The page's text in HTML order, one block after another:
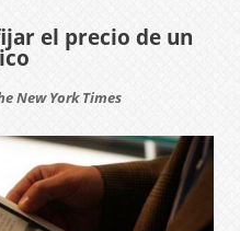
el precio de un
New York Times